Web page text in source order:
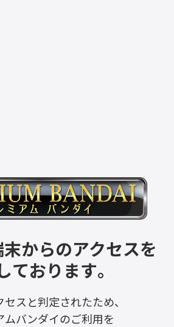
からのアクセスを
ております。
スと判定されたため、
ムバンダイのご利用を